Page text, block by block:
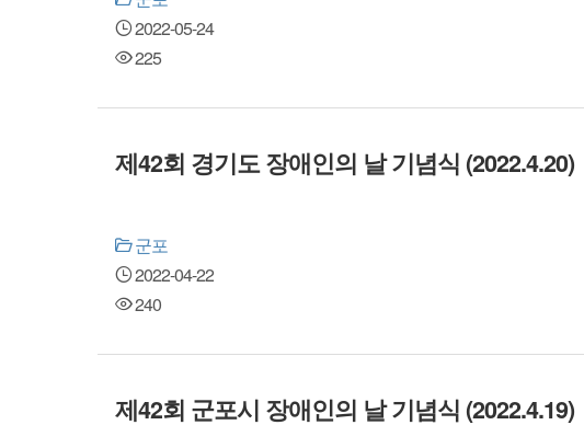
2022-05-24
225
제42회 경기도 장애인의 날 기념식 (2022.4.20)
군포
2022-04-22
240
제42회 군포시 장애인의 날 기념식 (2022.4.19)